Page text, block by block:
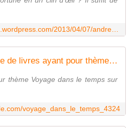
Booknode.com - Liste de livres ayant pour thème " Voyage dans le temps "
thème Voyage dans le temps sur
voyage_dans_le_temps_4324